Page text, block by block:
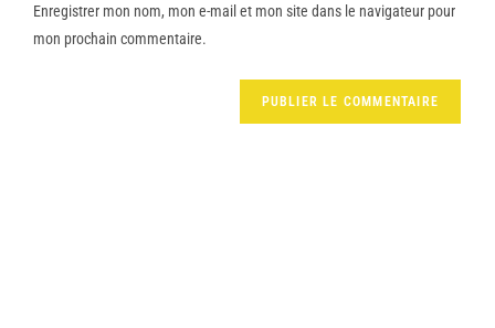
Enregistrer mon nom, mon e-mail et mon site dans le navigateur pour
mon prochain commentaire.